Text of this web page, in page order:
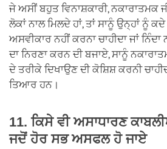
ਜੇ ਅਸੀਂ ਬਹੁਤ ਵਿਨਾਸ਼ਕਾਰੀ, ਨਕਾਰਾਤਮਕ
ਲੋਕਾਂ ਨਾਲ ਮਿਲਦੇ ਹਾਂ, ਤਾਂ ਸਾਨੂੰ ਉਨ੍ਹਾਂ ਨੂੰ ਕਦੇ
ਅਸਵੀਕਾਰ ਨਹੀਂ ਕਰਨਾ ਚਾਹੀਦਾ ਜਾਂ ਨਿੰਦਾ
ਦਾ ਨਿਰਣਾ ਕਰਨ ਦੀ ਬਜਾਏ, ਸਾਨੂੰ
ਦੇ ਤਰੀਕੇ ਦਿਖਾਉਣ ਦੀ ਕੋਸ਼ਿਸ਼ ਕਰਨੀ
ਤਿਆਰ ਹਨ।
11. ਕਿਸੇ ਵੀ ਅਸਾਧਾਰਣ
ਜਦੋਂ ਹੋਰ ਸਭ ਅਸਫਲ ਹੋ ਜਾਏ